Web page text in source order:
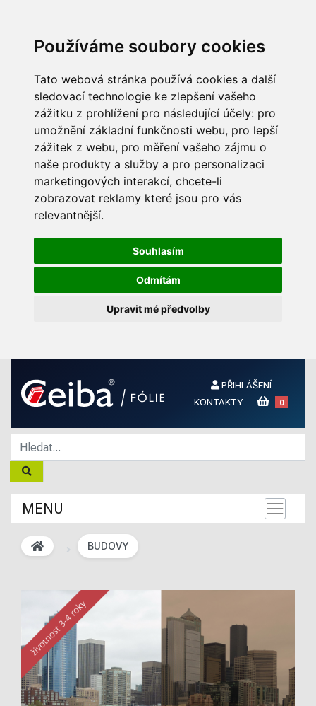
Používáme soubory cookies
Tato webová stránka používá cookies a další
sledovací technologie ke zlepšení vašeho
zážitku z prohlížení pro následující účely: pro
umožnění základní funkčnosti webu, pro lepší
zážitek z webu, pro měření vašeho zájmu o
naše produkty a služby a pro personalizaci
marketingových interakcí, chcete-li
zobrazovat reklamy které jsou pro vás
relevantnější.
Souhlasím
Odmítám
Upravit mé předvolby
PŘIHLÁŠENÍ
KONTAKTY
0
MENU
BUDOVY